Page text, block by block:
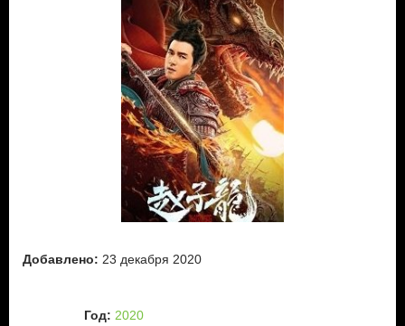
Добавлено: 23 декабря 2020
Год: 2020